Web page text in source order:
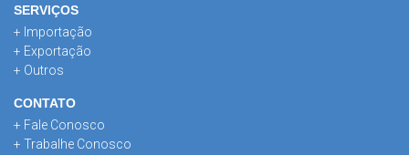
SERVIÇOS
+ Importação
+ Exportação
+ Outros
CONTATO
+ Fale Conosco
+ Trabalhe Conosco